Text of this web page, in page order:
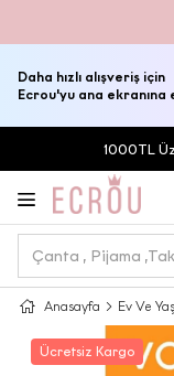
Daha hızlı alışveriş için
Ecrou'yu ana ekranına
1000TL
Anasayfa Ev Ve
Ücretsiz Kargo